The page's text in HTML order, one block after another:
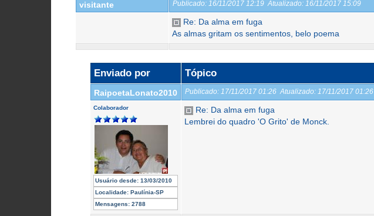
visitante Publicado: 16/11/2017 12:19 Atualizado: 16/11/2017 15:09
Re: Da alma em fuga
As almas gritam os sentimentos, belo poema
Enviado por Tópico
RaipoetaLonato2010 Publicado: 17/11/2017 01:26 Atualizado: 17/11/2017 01:26
Colaborador
Usuário desde: 13/03/2010
Localidade: Paulínia-SP
Mensagens: 2788
Re: Da alma em fuga
Lembrei do quadro 'O Grito' de Monck.